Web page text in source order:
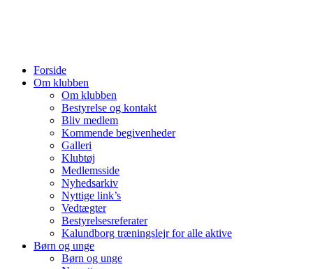
Forside
Om klubben
Om klubben
Bestyrelse og kontakt
Bliv medlem
Kommende begivenheder
Galleri
Klubtøj
Medlemsside
Nyhedsarkiv
Nyttige link’s
Vedtægter
Bestyrelsesreferater
Kalundborg træningslejr for alle aktive
Børn og unge
Børn og unge